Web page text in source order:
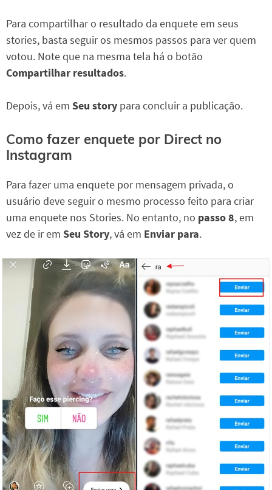
Para compartilhar o resultado da enquete em seus
stories, basta seguir os mesmos passos para ver quem
votou. Note que na mesma tela há o botão
Compartilhar resultados.
Depois, vá em Seu story para concluir a publicação.
Como fazer enquete por Direct no
Instagram
Para fazer uma enquete por mensagem privada, o
usuário deve seguir o mesmo processo feito para criar
uma enquete nos Stories. No entanto, no passo 8, em
vez de ir em Seu Story, vá em Enviar para.